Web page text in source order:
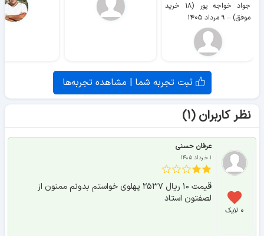
جواد خواجه پور (۱۸ خرید
موفق) – ۹ مرداد ۱۴۰۵
ثبت تجربه شما | مشاهده تجربه‌ها
نظر کاربران (۱)
۰ لایک
عرفان حسنی
۱ خرداد ۱۴۰۵
قیمت ۱۰ ریال ۲۵۳۷ پهلوی خواستم بدونم ممنون از
لصفتون استاد